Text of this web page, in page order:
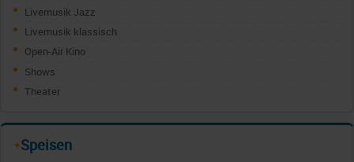
Livemusik Jazz
Livemusik klassisch
Open-Air Kino
Shows
Theater
✦Speisen